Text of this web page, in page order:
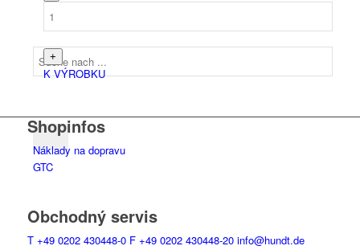
K VÝROBKU
Shopinfos
Náklady na dopravu
GTC
Obchodný servis
T +49 0202 430448-0 F +49 0202 430448-20 info@hundt.de